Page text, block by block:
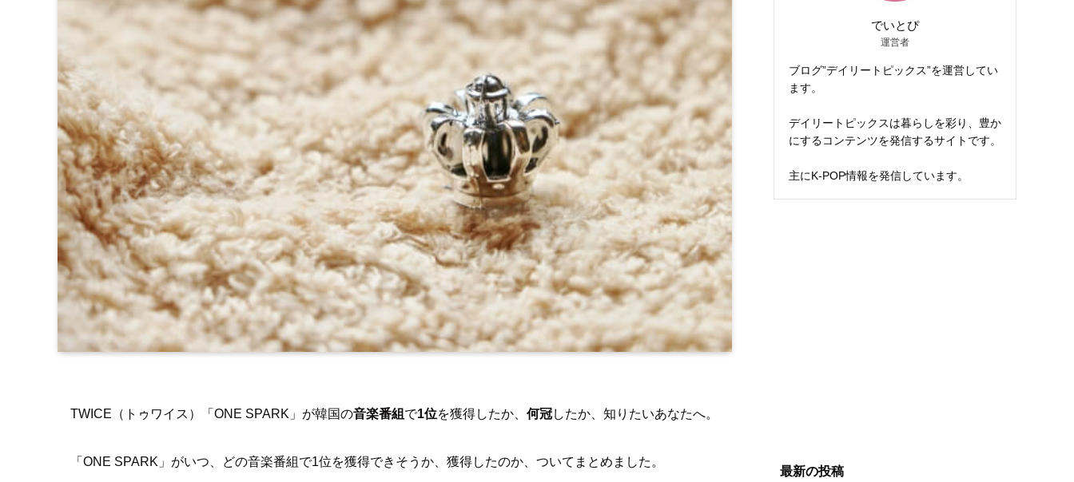
TWICE（トゥワイス）「ONE SPARK」が韓国の音楽番組 で1位を獲得したか、 何冠したか、知りたいあなたへ。
「ONE SPARK」がいつ、どの音楽番組で1位を獲得できそうか、獲得したのか、ついてまとめました。
でいとぴ
運営者
ブログ”デイリートピックス”を運営してい
ます。
デイリートピックスは暮らしを彩り、豊か
にするコンテンツを発信するサイトです。
主にK-POP情報を発信しています。
最新の投稿